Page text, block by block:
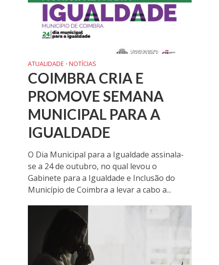
ATUALIDADE • NOTÍCIAS
COIMBRA CRIA E
PROMOVE SEMANA
MUNICIPAL PARA A
IGUALDADE
O Dia Municipal para a Igualdade assinala-
se a 24 de outubro, no qual levou o
Gabinete para a Igualdade e Inclusão do
Município de Coimbra a levar a cabo a...